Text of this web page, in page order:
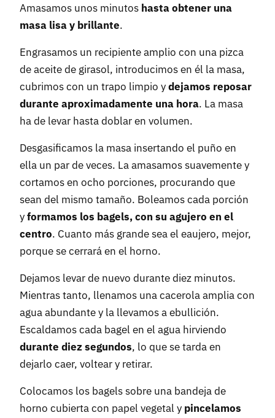
Amasamos unos minutos hasta obtener una
masa lisa y brillante.
Engrasamos un recipiente amplio con una pizca
de aceite de girasol, introducimos en él la masa,
cubrimos con un trapo limpio ydejamos reposar
durante aproximadamente una hora. La masa
ha de levar hasta doblar en volumen.
Desgasificamos la masa insertando el puño en
ella un par de veces. La amasamos suavemente y
cortamos en ocho porciones, procurando que
sean del mismo tamaño. Boleamos cada porción
yformamos los bagels, con su agujero en el
centro. Cuanto más grande sea el eaujero, mejor,
porque se cerrará en el horno.
Dejamos levar de nuevo durante diez minutos.
Mientras tanto, llenamos una cacerola amplia con
agua abundante y la llevamos a ebullición.
Escaldamos cada bagel en el agua hirviendo
durante diez segundos, lo que se tarda en
dejarlo caer, voltear y retirar.
Colocamos los bagels sobre una bandeja de
horno cubierta con papel vegetal y pincelamos